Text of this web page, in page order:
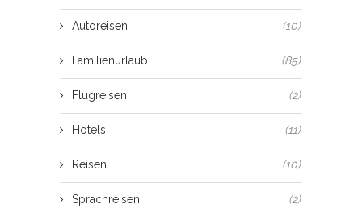
Autoreisen (10)
Familienurlaub (85)
Flugreisen (2)
Hotels (11)
Reisen (10)
Sprachreisen (2)